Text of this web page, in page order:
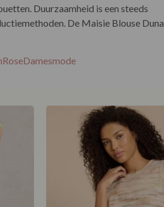
Duurzaamheid is een steeds
De Maisie Blouse Duna